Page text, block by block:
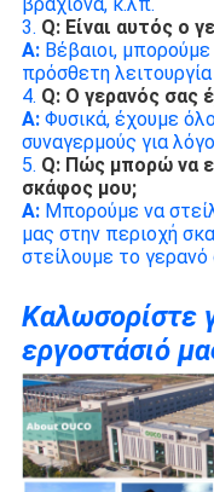
3. Q: Είναι αυτός ο
Α: Βέβαιοι,
πρόσθετη
4. Q: Ο γερανός σας
Α: Φυσικά, έχουμε
συναγερμούς για
5. Q: Πώς μπορώ να
σκάφος μου;
Α: Μπορούμε να
μας στην περιοχή
στείλουμε το
Καλωσορίστε
εργοστάσιό